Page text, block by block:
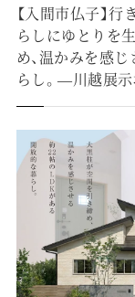
【入間市仏子】
らしにゆとりを
め、温かみを感
らし。—川越展